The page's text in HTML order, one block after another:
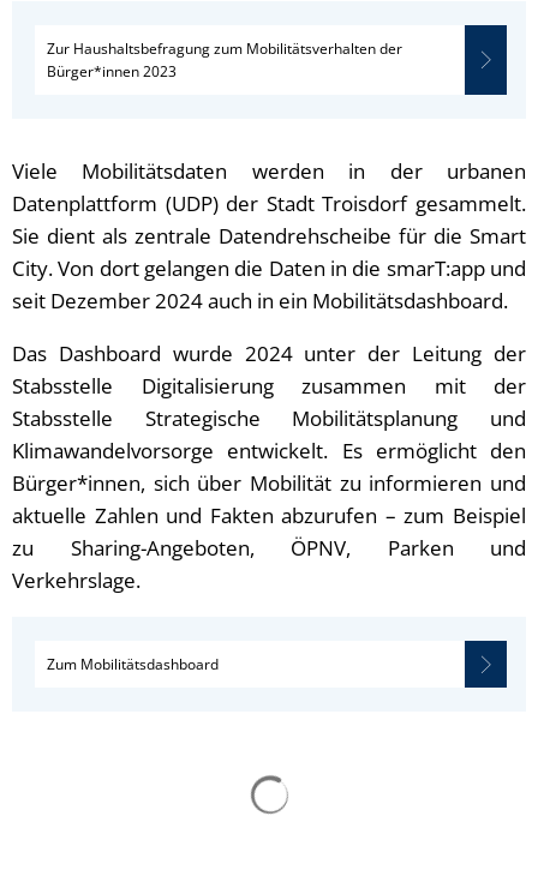
Zur Haushaltsbefragung zum Mobilitätsverhalten der
Bürger*innen 2023
Viele Mobilitätsdaten werden in der urbanen
Datenplattform (UDP) der Stadt Troisdorf gesammelt.
Sie dient als zentrale Datendrehscheibe für die Smart
City. Von dort gelangen die Daten in die smarT:app und
seit Dezember 2024 auch in ein Mobilitätsdashboard.
Das Dashboard wurde 2024 unter der Leitung der
Stabsstelle Digitalisierung zusammen mit der
Stabsstelle Strategische Mobilitätsplanung und
Klimawandelvorsorge entwickelt. Es ermöglicht den
Bürger*innen, sich über Mobilität zu informieren und
aktuelle Zahlen und Fakten abzurufen – zum Beispiel
zu Sharing-Angeboten, ÖPNV, Parken und
Verkehrslage.
Zum Mobilitätsdashboard